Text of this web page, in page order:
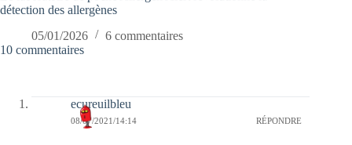
détection des allergènes
05/01/2026
6 commentaires
10 commentaires
ecureuilbleu
08/07/2021/14:14 RÉPONDRE